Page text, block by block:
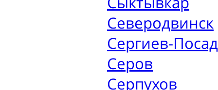
Северодвинск
Сергиев-Посад
Серов
Серпухов